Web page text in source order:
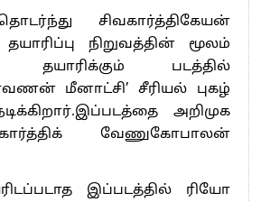
சிவகார்த்திகேயன்
நிறுவத்தின் மூலம்
தயாரிக்கும் படத்தில்
மீனாட்சி’ சீரியல் புகழ்
அறிமுக
வேணுகோபாலன்
இப்படத்தில் ரியோ